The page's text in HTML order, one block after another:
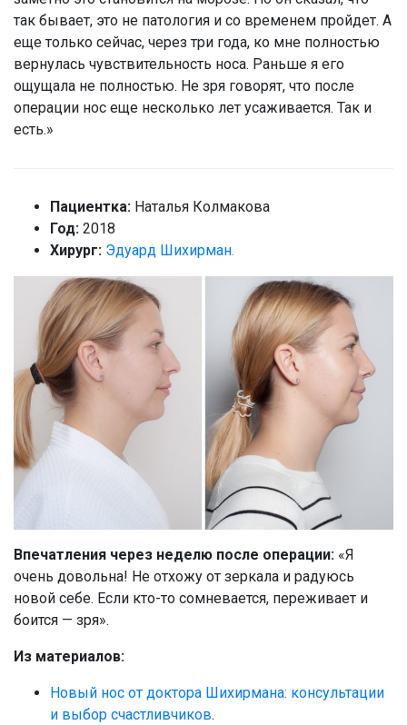
так бывает, это не патология и со временем пройдет. А
еще только сейчас, через три года, ко мне полностью
вернулась чувствительность носа. Раньше я его
ощущала не полностью. Не зря говорят, что после
операции нос еще несколько лет усаживается. Так и
есть.»
Пациентка: Наталья Колмакова
Год: 2018
Хирург: Эдуард Шихирман.
Впечатления через неделю после операции: «Я
очень довольна! Не отхожу от зеркала и радуюсь
новой себе. Если кто-то сомневается, переживает и
боится — зря».
Из материалов:
Новый нос от доктора Шихирмана: консультации
и выбор счастливчиков.